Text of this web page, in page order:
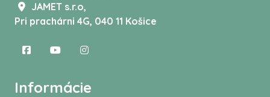
JAMET s.r.o,
Pri prachárni 4G, 040 11 Košice
Informácie